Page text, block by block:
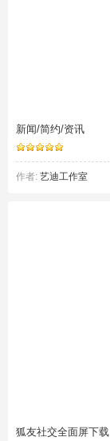
新闻/简约/资讯
作者: 艺迪工作室
狐友社交全面屏下载